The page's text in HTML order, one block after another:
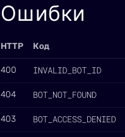
Ошибки
HTTP Код
400 INVALID_BOT_ID
404 BOT_NOT_FOUND
403 BOT_ACCESS_DENIED